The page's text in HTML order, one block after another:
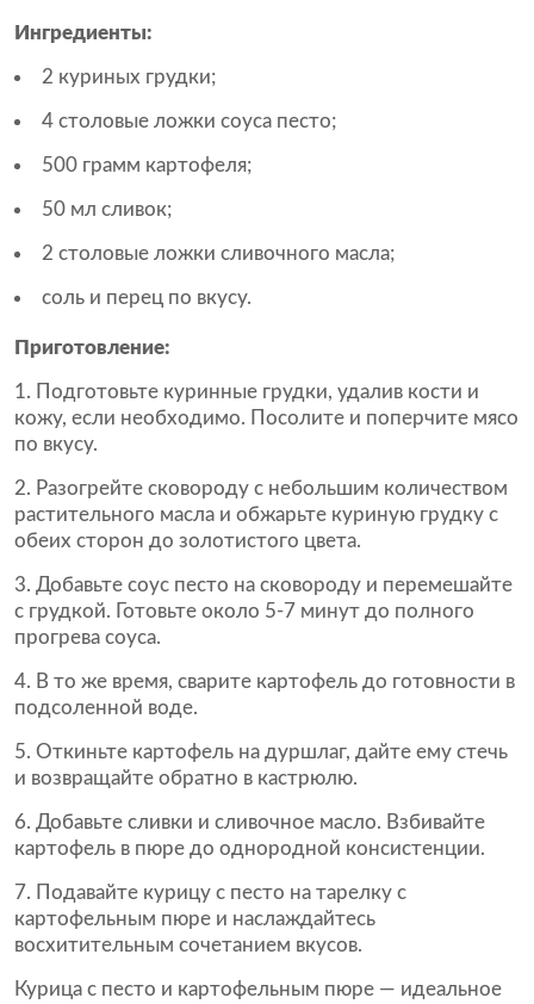
Ингредиенты:
2 куриных грудки;
4 столовые ложки соуса песто;
500 грамм картофеля;
50 мл сливок;
2 столовые ложки сливочного масла;
соль и перец по вкусу.
Приготовление:
Подготовьте куринные грудки, удалив кости и
кожу, если необходимо. Посолите и поперчите мясо
по вкусу.
Разогрейте сковороду с небольшим количеством
растительного масла и обжарьте куриную грудку с
обеих сторон до золотистого цвета.
Добавьте соус песто на сковороду и перемешайте
с грудкой. Готовьте около 5-7 минут до полного
прогрева соуса.
В то же время, сварите картофель до готовности в
подсоленной воде.
Откиньте картофель на дуршлаг, дайте ему стечь
и возвращайте обратно в кастрюлю.
Добавьте сливки и сливочное масло. Взбивайте
картофель в пюре до однородной консистенции.
Подавайте курицу с песто на тарелку с
картофельным пюре и наслаждайтесь
восхитительным сочетанием вкусов.
Курица с песто и картофельным пюре — идеальное